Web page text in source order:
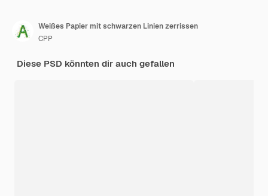
Weißes Papier mit schwarzen Linien zerrissen
CPP
Diese PSD könnten dir auch gefallen